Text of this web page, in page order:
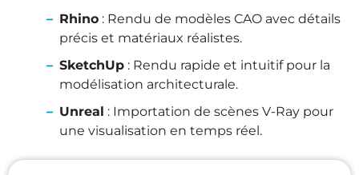
Rhino : Rendu de modèles CAO avec détails
précis et matériaux réalistes.
SketchUp : Rendu rapide et intuitif pour la
modélisation architecturale.
Unreal : Importation de scènes V-Ray pour
une visualisation en temps réel.